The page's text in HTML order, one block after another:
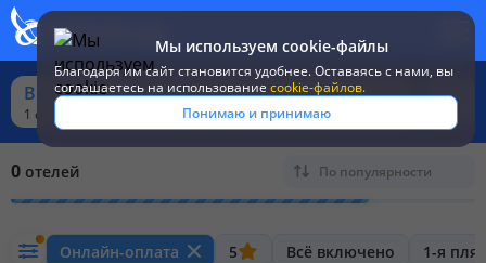
Мы используем cookie-файлы
Благодаря им сайт становится удобнее. Оставаясь c нами, вы
соглашаетесь на использование cookie-файлов.
Понимаю и принимаю
Вьетнам из Москвы
1 окт - 31 окт, 7 - 8 ночей,2 взр
0 отелей По популярности
Онлайн-оплата 5 Всё включено 1-я